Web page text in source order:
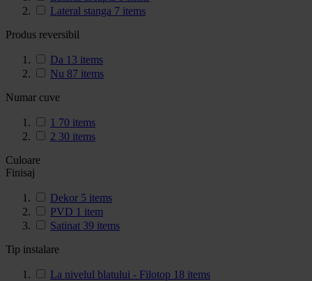
Lateral stanga 7 items
Produs reversibil
Da 13 items
Nu 87 items
Numar cuve
1 70 items
2 30 items
Culoare
Finisaj
Dekor 5 items
PVD 1 item
Satinat 39 items
Tip instalare
La nivelul blatului - Filotop 18 items